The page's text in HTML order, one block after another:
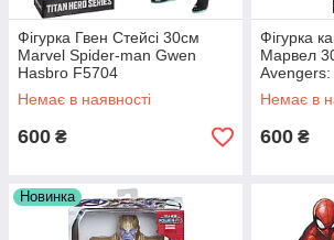
Фігурка з серії «Титановий герой»
подарунком для дитини від 4
Фігурка Гвен Стейсі 30см
Marvel Spider-man Gwen
Hasbro F5704
Немає в наявності
600 ₴
Фігурка
Марвел
E1421
Немає в
600 ₴
Новинка